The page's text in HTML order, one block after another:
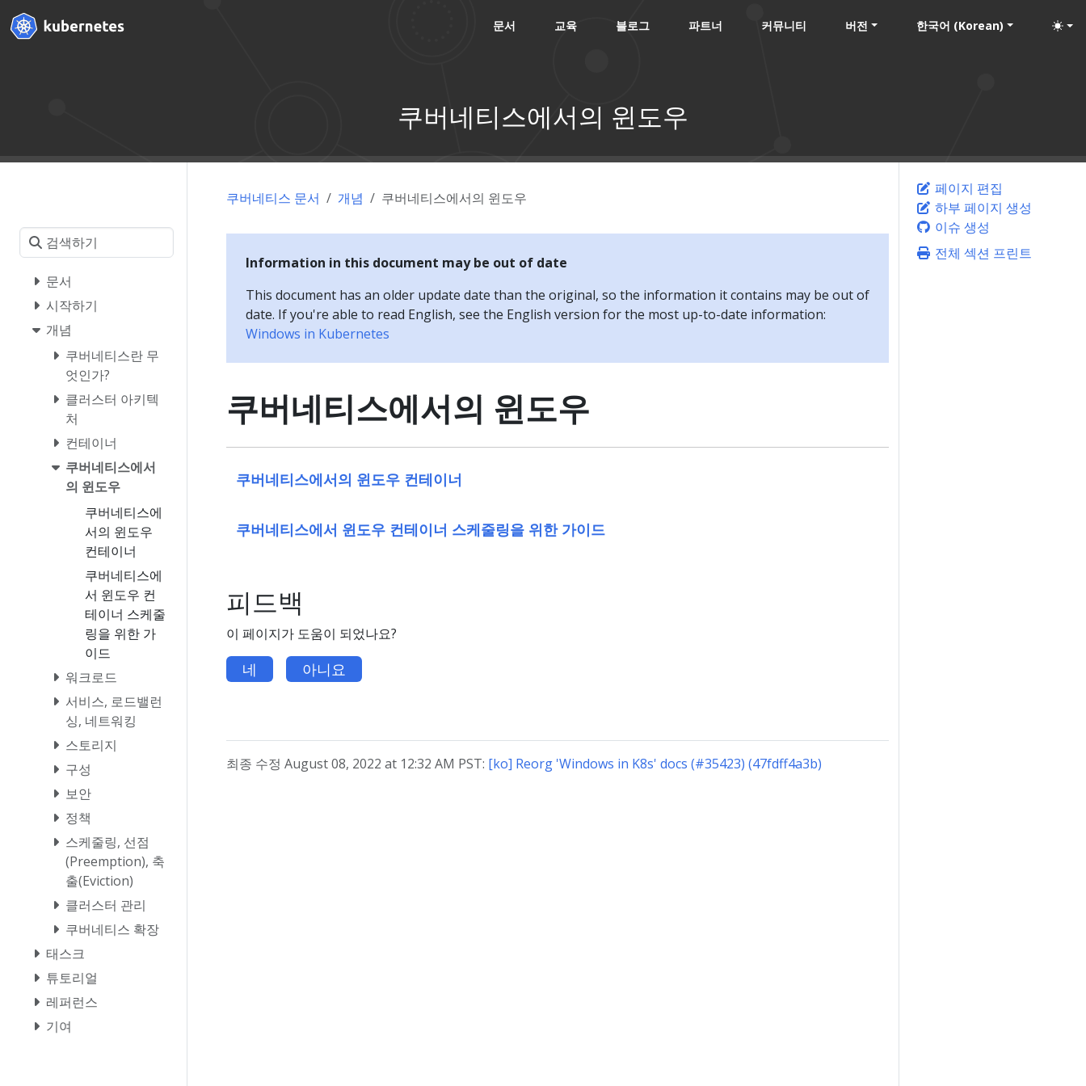
문서 교육 블로그 파트너 커뮤니티 버전 한국어 (Korean)
쿠버네티스에서의 윈도우
문서
시작하기
개념
쿠버네티스란 무
엇인가?
클러스터 아키텍
처
컨테이너
쿠버네티스에서
의 윈도우
쿠버네티스에
서의 윈도우
컨테이너
쿠버네티스에
서 윈도우 컨
테이너 스케줄
링을 위한 가
이드
워크로드
서비스, 로드밸런
싱, 네트워킹
스토리지
구성
보안
정책
스케줄링, 선점
(Preemption), 축
출(Eviction)
클러스터 관리
쿠버네티스 확장
태스크
튜토리얼
레퍼런스
기여
페이지 편집
하부 페이지 생성
이슈 생성
전체 섹션 프린트
쿠버네티스 문서 개념 쿠버네티스에서의 윈도우
Information in this document may be out of date
This document has an older update date than the original, so the information it contains may be out of
date. If you're able to read English, see the English version for the most up-to-date information:
Windows in Kubernetes
쿠버네티스에서의 윈도우
쿠버네티스에서의 윈도우 컨테이너
쿠버네티스에서 윈도우 컨테이너 스케줄링을 위한 가이드
피드백
이 페이지가 도움이 되었나요?
네 아니요
최종 수정 August 08, 2022 at 12:32 AM PST: [ko] Reorg 'Windows in K8s' docs (#35423) (47fdff4a3b)